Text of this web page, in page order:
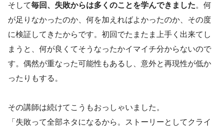
そして毎回、失敗からは多くのことを学んできました。何
が足りなかったのか、何を加えればよかったのか、その度
に検証してきたからです。初回でたまたま上手く出来てし
まうと、何が良くてそうなったかイマイチ分からないので
す。偶然が重なった可能性もあるし、意外と再現性が低か
ったりもする。
その講師は続けてこうもおっしゃいました。
「失敗って全部ネタになるから。ストーリーとしてクライ